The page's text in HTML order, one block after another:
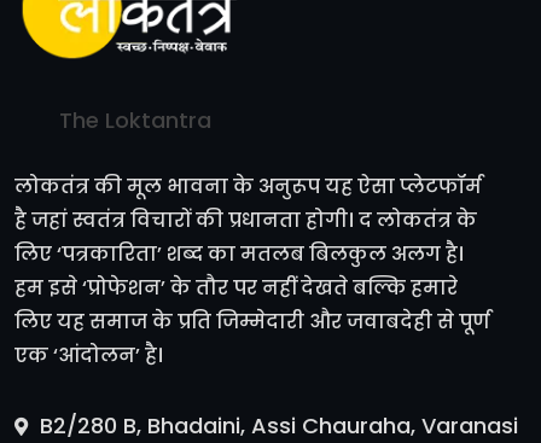
The Loktantra
लोकतंत्र की मूल भावना के अनुरूप यह ऐसा प्लेटफॉर्म
है जहां स्वतंत्र विचारों की प्रधानता होगी। द लोकतंत्र के
लिए ‘पत्रकारिता’ शब्द का मतलब बिलकुल अलग है।
हम इसे ‘प्रोफेशन’ के तौर पर नहीं देखते बल्कि हमारे
लिए यह समाज के प्रति जिम्मेदारी और जवाबदेही से पूर्ण
एक ‘आंदोलन’ है।
B2/280 B, Bhadaini, Assi Chauraha, Varanasi